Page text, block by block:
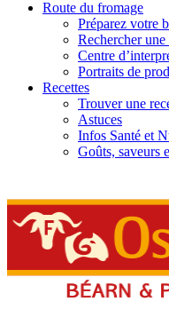
Route du fromage
Préparez votre
Rechercher une
Centre
Portraits de
Recettes
Trouver une
Astuces
Infos Santé et
Goûts, saveurs